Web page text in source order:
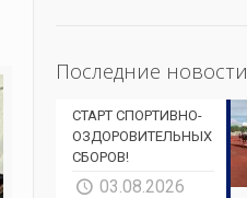
Последние новости
СТАРТ СПОРТИВНО-
ОЗДОРОВИТЕЛЬНЫХ
СБОРОВ!
03.08.2026